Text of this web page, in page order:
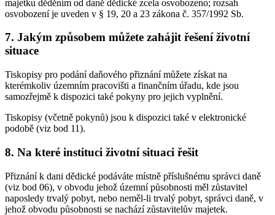
majetku děděním od daně dědické zcela osvobozeno; rozsah
osvobození je uveden v § 19, 20 a 23 zákona č. 357/1992 Sb.
7. Jakým způsobem můžete zahájit řešení životní
situace
Tiskopisy pro podání daňového přiznání můžete získat na
kterémkoliv územním pracovišti a finančním úřadu, kde jsou
samozřejmě k dispozici také pokyny pro jejich vyplnění.
Tiskopisy (včetně pokynů) jsou k dispozici také v elektronické
podobě (viz bod 11).
8. Na které instituci životní situaci řešit
Přiznání k dani dědické podáváte místně příslušnému správci daně
(viz bod 06), v obvodu jehož územní působnosti měl zůstavitel
naposledy trvalý pobyt, nebo neměl-li trvalý pobyt, správci daně, v
jehož obvodu působnosti se nachází zůstavitelův majetek.